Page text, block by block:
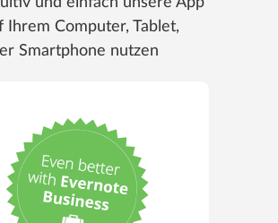
Ihrem Computer, Tablet,
Smartphone nutzen